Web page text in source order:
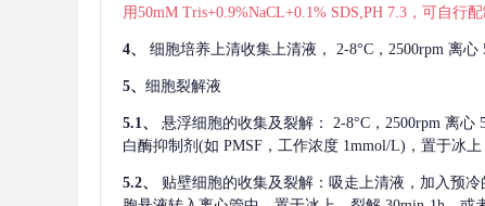
用50mM Tris+0.9%NaCL+0.1% SDS,PH 7.3，可自行
4、 细胞培养上清收集上清液， 2-8°C，2500rpm 离
5、 细胞裂解液
5.1、 悬浮细胞的收集及裂解：
2-8°C，2500rpm 离
白酶抑制剂(如 PMSF，工作浓度 1mmol/L)，置于冰
5.2、 贴壁细胞的收集及裂解：吸走上清液，加入预冷